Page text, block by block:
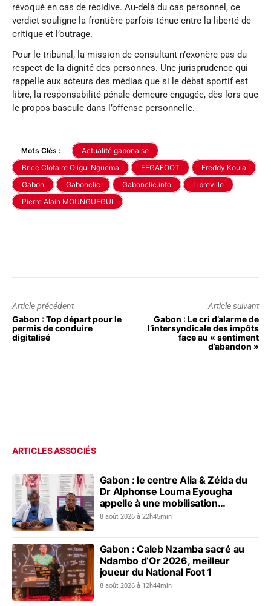
révoqué en cas de récidive. Au-delà du cas personnel, ce
verdict souligne la frontière parfois ténue entre la liberté de
critique et l’outrage.
Pour le tribunal, la mission de consultant n’exonère pas du
respect de la dignité des personnes. Une jurisprudence qui
rappelle aux acteurs des médias que si le débat sportif est
libre, la responsabilité pénale demeure engagée, dès lors que
le propos bascule dans l’offense personnelle.
Mots Clés :
Actualité gabonaise
Brice Clotaire Oligui Nguema
FEGAFOOT
Freddy Koula
Gabon
Gabonclic Gabonclic.info
Libreville
Pierre Alain MOUNGUEGUI
Article précédent
Gabon : Top départ pour le
permis de conduire
digitalisé
Article suivant
Gabon : Le cri d’alarme de
l’intersyndicale des impôts
face au « sentiment
d’abandon »
ARTICLES ASSOCIÉS
Gabon : le centre Alia & Zéida du
Dr Alphonse Louma Eyougha
appelle à une mobilisation
collective contre les addictions
8 août 2026 à 22h45min
Gabon : Caleb Nzamba sacré au
Ndambo d’Or 2026, meilleur
joueur du National Foot 1
8 août 2026 à 12h44min